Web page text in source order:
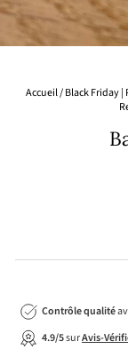
Accueil/ Black Friday
Contrôle qualité
4.9/5surAvis-